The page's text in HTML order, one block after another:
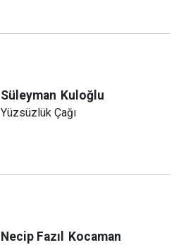
Süleyman Kuloğlu
Yüzsüzlük Çağı
Necip Fazıl Kocaman